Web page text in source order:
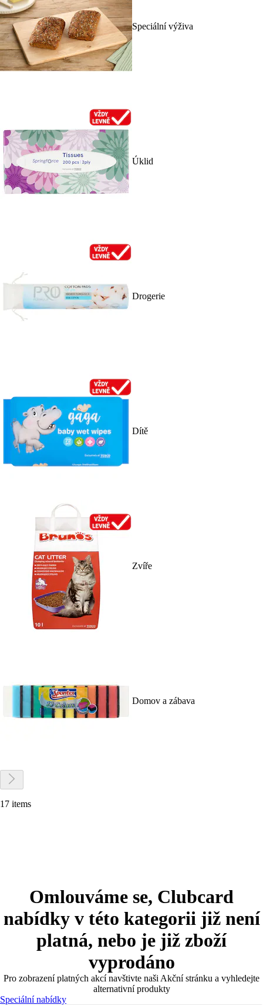
Speciální výživa
Úklid
Drogerie
Dítě
Zvíře
Domov a zábava
17 items
Omlouváme se, Clubcard
nabídky v této kategorii již není
platná, nebo je již zboží
vyprodáno
Pro zobrazení platných akcí navštivte naši Akční stránku a vyhledejte
alternativní produkty
Speciální nabídky